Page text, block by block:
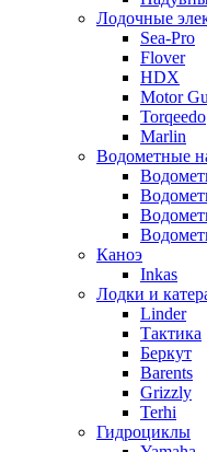
Лодочные
Sea-Pro
Flover
HDX
Motor
Torqeedo
Marlin
Водометные
Каноэ
Inkas
Лодки и
Linder
Тактика
Беркут
Barents
Grizzly
Terhi
Гидроциклы